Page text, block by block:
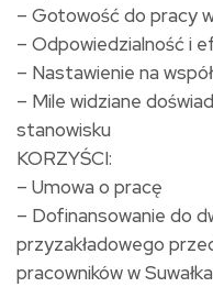
– Gotowość do pracy
– Odpowiedzialność i
– Nastawienie na
– Mile widziane
stanowisku
KORZYŚCI:
– Umowa o pracę
– Dofinansowanie do
przyzakładowego
pracowników w